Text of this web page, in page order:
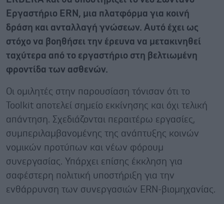
Εργαστήριο ERN, μια πλατφόρμα για κοινή
δράση και ανταλλαγή γνώσεων. Αυτό έχει ως
στόχο να βοηθήσει την έρευνα να μετακινηθεί
ταχύτερα από το εργαστήριο στη βελτιωμένη
φροντίδα των ασθενών.
Οι ομιλητές στην παρουσίαση τόνισαν ότι το
Toolkit αποτελεί σημείο εκκίνησης και όχι τελική
απάντηση. Σχεδιάζονται περαιτέρω εργασίες,
συμπεριλαμβανομένης της ανάπτυξης κοινών
νομικών προτύπων και νέων φόρουμ
συνεργασίας. Υπάρχει επίσης έκκληση για
σαφέστερη πολιτική υποστήριξη για την
ενθάρρυνση των συνεργασιών ERN-βιομηχανίας.